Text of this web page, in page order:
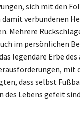
sich mit den
damit verbundenen
Mehrere
im persönlichen
legendäre Erbe
mit
dass selbst
des Lebens gefeit